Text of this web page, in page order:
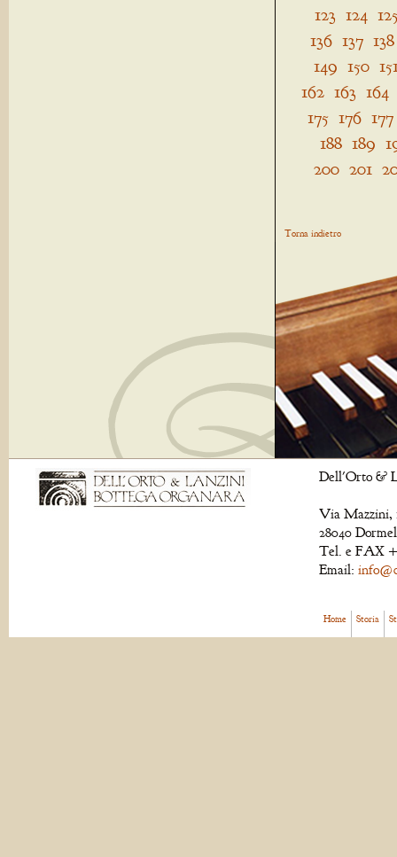
123 124
136 137 138
149 150
162 163 164
175 176 177
188 189
200 201
Torna indietro
Dell'Orto &
Via Mazzini,
28040
Tel. e FAX
Email:
Home Storia